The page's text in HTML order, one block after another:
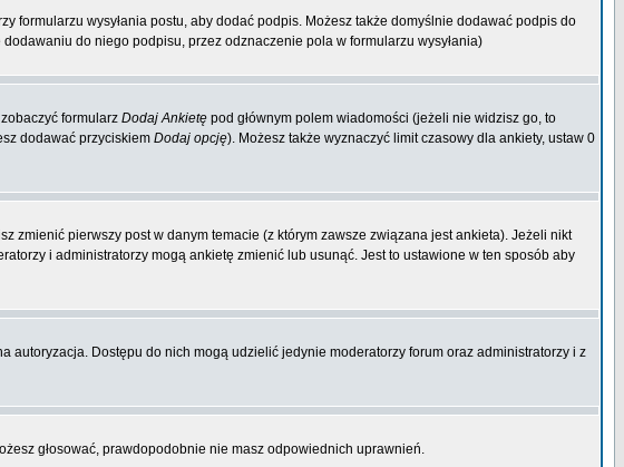
formularzu wysyłania postu, aby dodać podpis. Możesz także domyślnie dodawać podpis do
do niego podpisu, przez odznaczenie pola w formularzu wysyłania)
formularz Dodaj Ankietę pod głównym polem wiadomości (jeżeli nie widzisz go, to
dodawać przyciskiem Dodaj opcję). Możesz także wyznaczyć limit czasowy dla ankiety, ustaw 0
zmienić pierwszy post w danym temacie (z którym zawsze związana jest ankieta). Jeżeli nikt
i administratorzy mogą ankietę zmienić lub usunąć. Jest to ustawione w ten sposób aby
autoryzacja. Dostępu do nich mogą udzielić jedynie moderatorzy forum oraz administratorzy i z
głosować, prawdopodobnie nie masz odpowiednich uprawnień.